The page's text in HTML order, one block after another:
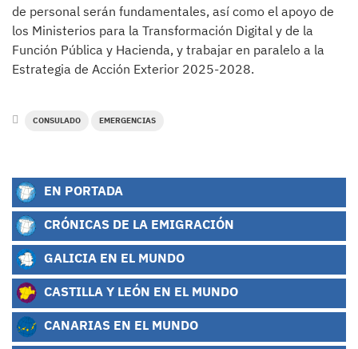
de personal serán fundamentales, así como el apoyo de
los Ministerios para la Transformación Digital y de la
Función Pública y Hacienda, y trabajar en paralelo a la
Estrategia de Acción Exterior 2025-2028.
CONSULADO EMERGENCIAS
EN PORTADA
CRÓNICAS DE LA EMIGRACIÓN
GALICIA EN EL MUNDO
CASTILLA Y LEÓN EN EL MUNDO
CANARIAS EN EL MUNDO